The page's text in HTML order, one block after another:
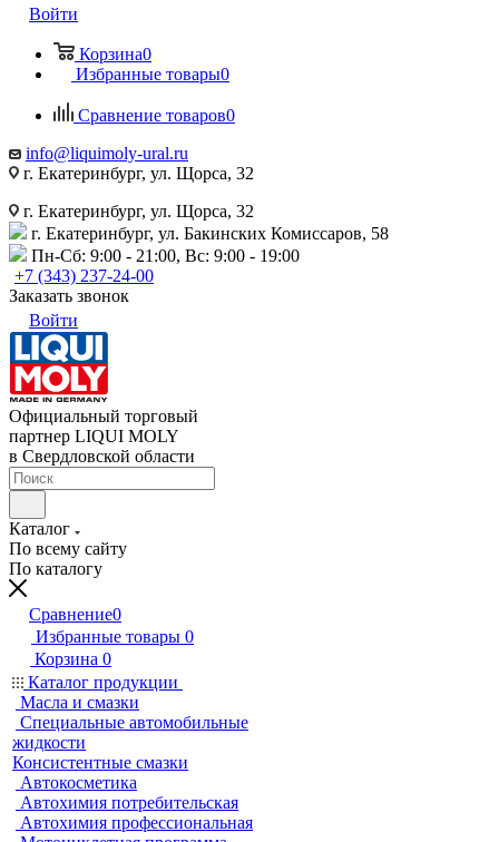
Войти
Корзина0
Избранные товары0
Сравнение товаров0
info@liquimoly-ural.ru
г. Екатеринбург, ул. Щорса, 32
г. Екатеринбург, ул. Щорса, 32
г. Екатеринбург, ул. Бакинских Комиссаров, 58
Пн-Сб: 9:00 - 21:00, Вс: 9:00 - 19:00
+7 (343) 237-24-00
Заказать звонок
Войти
Официальный торговый
партнер LIQUI MOLY
в Свердловской области
Каталог
По всему сайту
По каталогу
Сравнение0
Избранные товары 0
Корзина 0
Каталог продукции
Масла и смазки
Специальные автомобильные
жидкости
Консистентные смазки
Автокосметика
Автохимия потребительская
Автохимия профессиональная